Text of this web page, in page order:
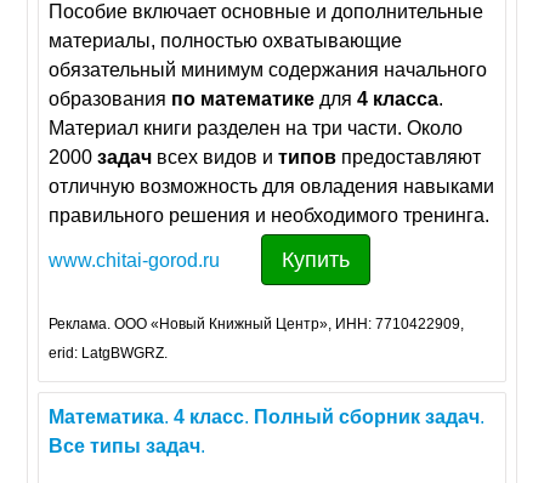
Пособие включает основные и дополнительные
материалы, полностью охватывающие
обязательный минимум содержания начального
образования по математике для4 класса.
Материал книги разделен на три части. Около
2000задач всех видов итипов предоставляют
отличную возможность для овладения навыками
правильного решения и необходимого тренинга.
www.chitai-gorod.ru Купить
Реклама. ООО «Новый Книжный Центр», ИНН: 7710422909,
erid: LatgBWGRZ.
Математика.4 класс. Полный сборник задач.
Все типы задач.